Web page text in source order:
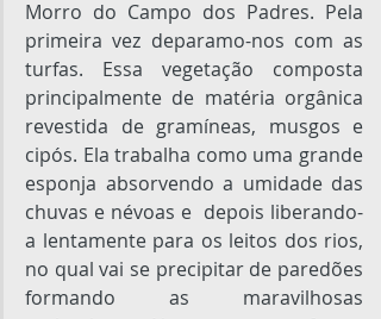
Morro do Campo dos Padres. Pela
primeira vez deparamo-nos com as
turfas. Essa vegetação composta
principalmente de matéria orgânica
revestida de gramíneas, musgos e
cipós. Ela trabalha como uma grande
esponja absorvendo a umidade das
chuvas e névoas e  depois liberando-
a lentamente para os leitos dos rios,
no qual vai se precipitar de paredões
formando as maravilhosas